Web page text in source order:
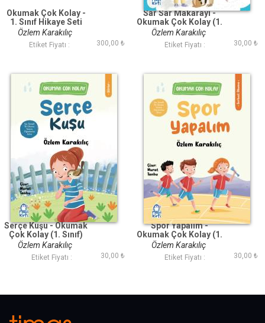
Okumak Çok Kolay -
1. Sınıf Hikaye Seti
(10 Kitap)
Özlem Karakılıç
Etiket Fiyatı : 300,00 ₺
Sar Sar Makarayı -
Okumak Çok Kolay (1.
Sınıf)
Özlem Karakılıç
Etiket Fiyatı : 30,00 ₺
Serçe Kuşu - Okumak
Çok Kolay (1. Sınıf)
Özlem Karakılıç
Etiket Fiyatı : 30,00 ₺
Spor Yapalım -
Okumak Çok Kolay (1.
Sınıf)
Özlem Karakılıç
Etiket Fiyatı : 30,00 ₺